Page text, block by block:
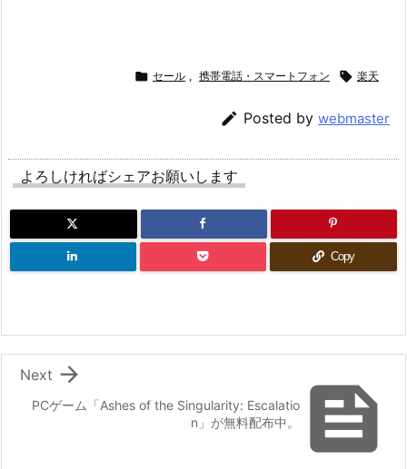
 セール , 携帯電話・スマートフォン  楽天
 Posted by webmaster
よろしければシェアお願いします
Copy

PCゲーム「Ashes of the Singularity: Escalatio
n」が無料配布中。

Next